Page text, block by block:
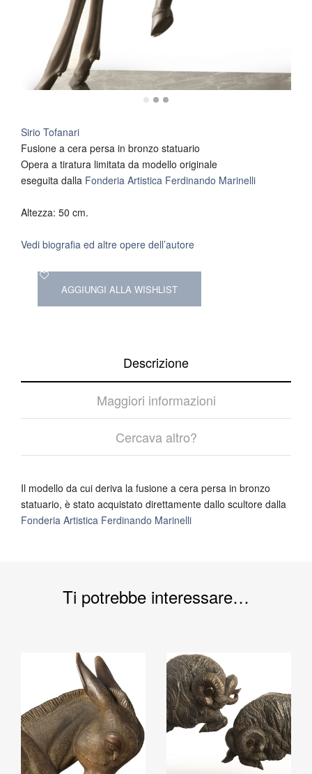
Sirio Tofanari
Fusione a cera persa in bronzo statuario
Opera a tiratura limitata da modello originale
eseguita dalla Fonderia Artistica Ferdinando Marinelli
Altezza: 50 cm.
Vedi biografia ed altre opere dell’autore
AGGIUNGI ALLA WISHLIST
Descrizione
Maggiori informazioni
Cercava altro?
Il modello da cui deriva la fusione a cera persa in bronzo
statuario, è stato acquistato direttamente dallo scultore dalla
Fonderia Artistica Ferdinando Marinelli
Ti potrebbe interessare…